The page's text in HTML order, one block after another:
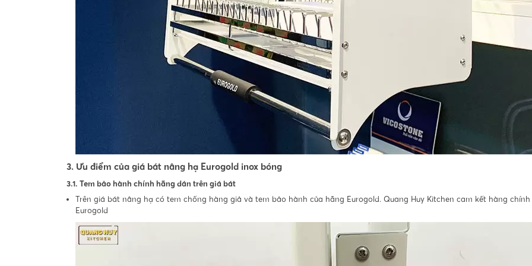
3. Ưu điểm của giá bát nâng hạ Eurogold inox bóng
3.1. Tem bảo hành chính hãng dán trên giá bát
Trên giá bát nâng hạ có tem chống hàng giả và tem bảo hành của hãng Eurogold. Quang Huy Kitchen cam kết hàng
Eurogold